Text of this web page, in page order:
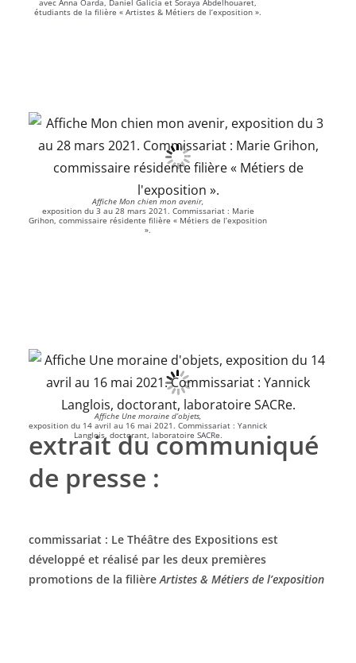
avec Anna Oarda, Daniel Galicia et Soraya Abdelhouaret,
étudiants de la filière « Artistes & Métiers de l’exposition ».
Affiche Mon chien mon avenir,
exposition du 3 au 28 mars 2021. Commissariat : Marie
Grihon, commissaire résidente filière « Métiers de l’exposition
».
Affiche Une moraine d’objets,
exposition du 14 avril au 16 mai 2021. Commissariat : Yannick
Langlois, doctorant, laboratoire SACRe.
extrait du communiqué
de presse :
commissariat : Le Théâtre des Expositions est
développé et réalisé par les deux premières
promotions de la filière Artistes & Métiers de l’exposition